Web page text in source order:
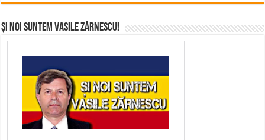
Și noi suntem Vasile Zărnescu!